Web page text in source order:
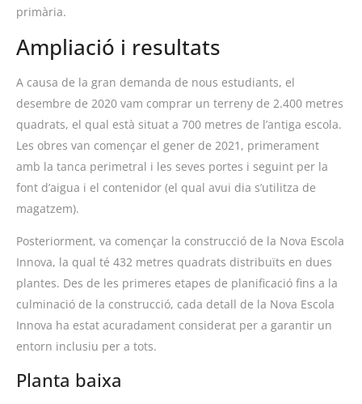
primària.
Ampliació i resultats
A causa de la gran demanda de nous estudiants, el
desembre de 2020 vam comprar un terreny de 2.400 metres
quadrats, el qual està situat a 700 metres de l’antiga escola.
Les obres van començar el gener de 2021, primerament
amb la tanca perimetral i les seves portes i seguint per la
font d’aigua i el contenidor (el qual avui dia s’utilitza de
magatzem).
Posteriorment, va començar la construcció de la Nova Escola
Innova, la qual té 432 metres quadrats distribuïts en dues
plantes. Des de les primeres etapes de planificació fins a la
culminació de la construcció, cada detall de la Nova Escola
Innova ha estat acuradament considerat per a garantir un
entorn inclusiu per a tots.
Planta baixa